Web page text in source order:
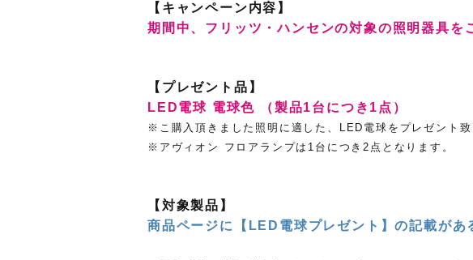
【キャンペーン内容】
期間中、フリッツ・ハンセンの対象の照明器具を
【プレゼント品】
LED電球 電球色 （製品1台につき1点）
※こ購入頂きました照明に適した、LED電球をプレゼント致
※アヴィオン フロアランプは1台につき2点となります。
【対象製品】
商品ページに【LED電球プレゼント】の記載があ